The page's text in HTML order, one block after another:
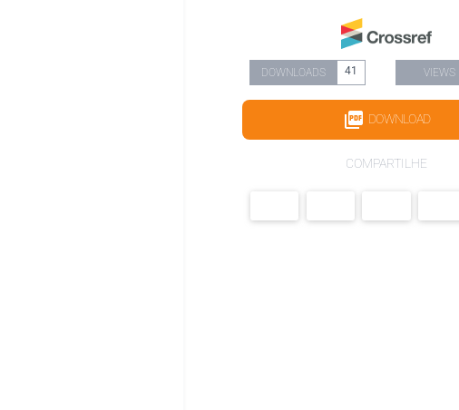
DOWNLOADS 41 VIEWS
DOWNLOAD
COMPARTILHE